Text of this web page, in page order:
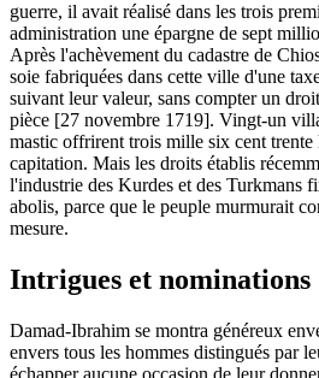
guerre, il avait réalisé dans les trois
administration une épargne de sept
Après l'achèvement du cadastre de
soie fabriquées dans cette ville d'une
suivant leur valeur, sans compter un
pièce [27 novembre 1719]. Vingt-un
mastic offrirent trois mille six cent trente
capitation. Mais les droits établis
l'industrie des Kurdes et des Turkmans
abolis, parce que le peuple murmurait
mesure.
Intrigues et nominations
Damad-Ibrahim se montra généreux
envers tous les hommes distingués par
échapper aucune occasion de leur